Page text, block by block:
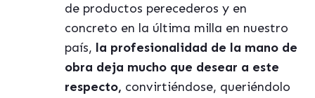
de productos perecederos y en
concreto en la última milla en nuestro
país, la profesionalidad de la mano de
obra deja mucho que desear a este
respecto, convirtiéndose, queriéndolo